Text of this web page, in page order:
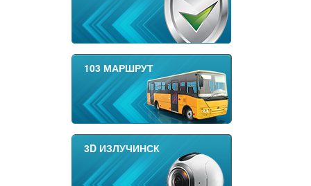
103 МАРШРУТ
3D ИЗЛУЧИНСК